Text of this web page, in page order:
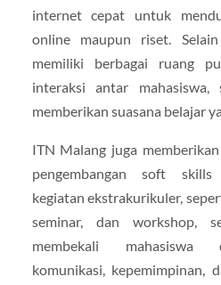
internet cepat untuk
online maupun riset.
memiliki berbagai ruang
interaksi antar
memberikan suasana belajar
ITN Malang juga
pengembangan soft skills
kegiatan ekstrakurikuler,
seminar, dan workshop,
membekali mahasiswa
komunikasi, kepemimpinan,